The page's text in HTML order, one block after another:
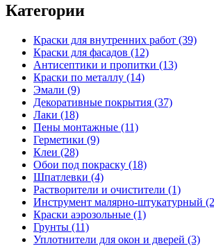
Категории
Краски для внутренних работ (39)
Краски для фасадов (12)
Антисептики и пропитки (13)
Краски по металлу (14)
Эмали (9)
Декоративные покрытия (37)
Лаки (18)
Пены монтажные (11)
Герметики (9)
Клеи (28)
Обои под покраску (18)
Шпатлевки (4)
Растворители и очистители (1)
Инструмент малярно-штукатурный
Краски аэрозольные (1)
Грунты (11)
Уплотнители для окон и дверей (3)